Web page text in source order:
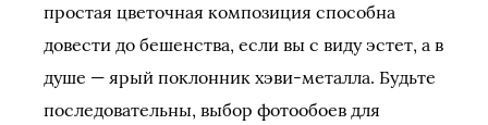
простая цветочная композиция способна
довести до бешенства, если вы с виду эстет, а в
душе — ярый поклонник хэви-металла. Будьте
последовательны, выбор фотообоев для